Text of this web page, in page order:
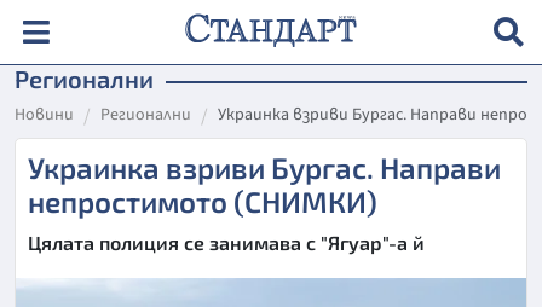
Регионални
Новини Регионални Украинка взриви Бургас. Направи
Украинка взриви Бургас. Направи
непростимото (СНИМКИ)
Цялата полиция се занимава с "Ягуар"-а й